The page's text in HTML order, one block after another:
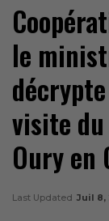
le
visite
Oury en
Last Updated Juil 8,